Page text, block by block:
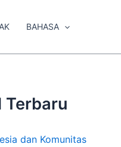
BAHASA
Terbaru
dan Komunitas